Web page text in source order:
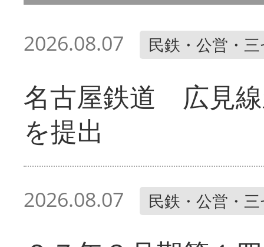
2026.08.07 民鉄・公営・
名古屋鉄道 広見
を提出
2026.08.07 民鉄・公営・